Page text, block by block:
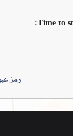
Time to
رمز